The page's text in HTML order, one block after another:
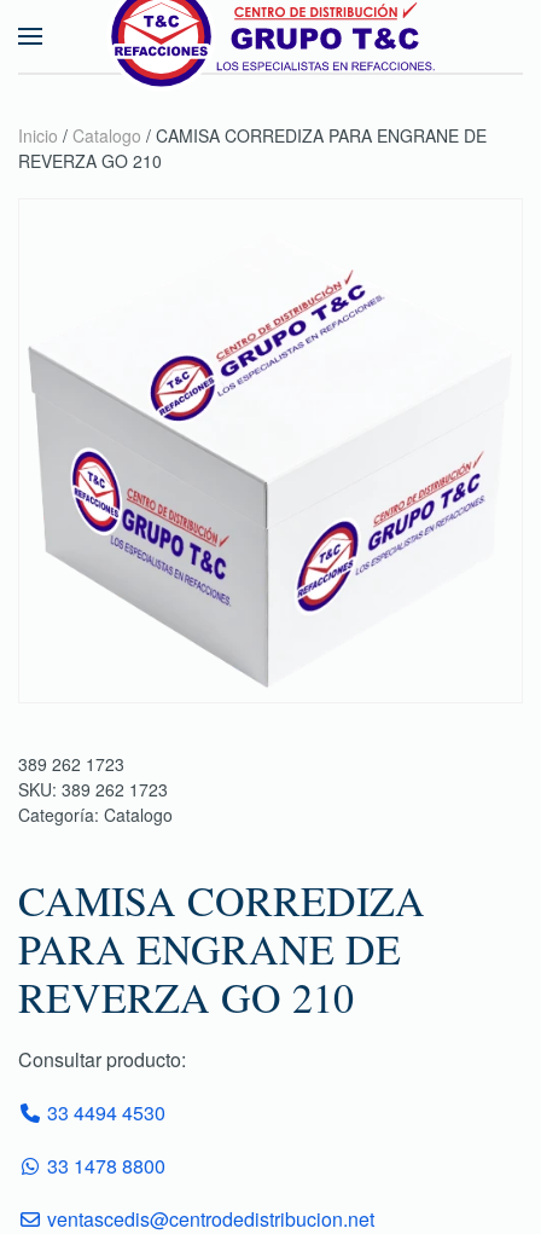
Skip to main content
Inicio / Catalogo / CAMISA CORREDIZA PARA ENGRANE DE
REVERZA GO 210
389 262 1723
SKU: 389 262 1723
Categoría: Catalogo
CAMISA CORREDIZA
PARA ENGRANE DE
REVERZA GO 210
Consultar producto:
33 4494 4530
33 1478 8800
ventascedis@centrodedistribucion.net